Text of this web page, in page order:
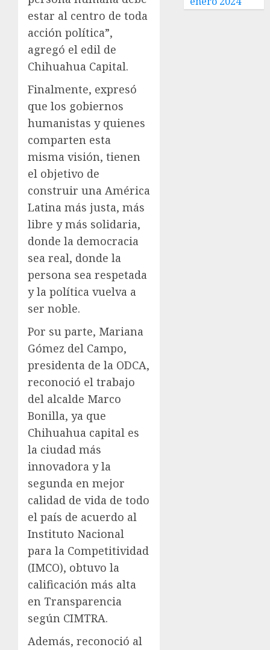
estar al centro de toda
acción política”,
agregó el edil de
Chihuahua Capital.
Finalmente, expresó
que los gobiernos
humanistas y quienes
comparten esta
misma visión, tienen
el objetivo de
construir una América
Latina más justa, más
libre y más solidaria,
donde la democracia
sea real, donde la
persona sea respetada
y la política vuelva a
ser noble.
Por su parte, Mariana
Gómez del Campo,
presidenta de la ODCA,
reconoció el trabajo
del alcalde Marco
Bonilla, ya que
Chihuahua capital es
la ciudad más
innovadora y la
segunda en mejor
calidad de vida de todo
el país de acuerdo al
Instituto Nacional
para la Competitividad
(IMCO), obtuvo la
calificación más alta
en Transparencia
según CIMTRA.
Además, reconoció al